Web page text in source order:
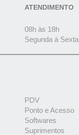
ATENDIMENTO
08h às 18h
Segunda à Sexta
PDV
Ponto e Acesso
Softwares
Suprimentos